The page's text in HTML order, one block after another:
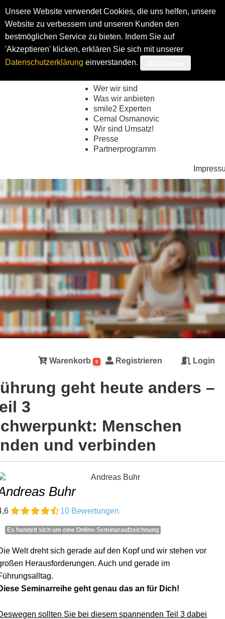
Wer wir sind
Was wir anbieten
smile2 Experten
Cemal Osmanovic
Wir sind Umsatz!
Presse
Partnerprogramm
Warenkorb 0 Registrieren Login
geht heute anders –
3
Menschen
und verbinden
Buhr
10 Bewertungen
Es handelt sich um eine Online-Seminaraufzeichnung
Welt dreht sich gerade auf den Kopf und wir stehen vor
Herausforderungen. Auch und gerade im
Seminarreihe geht genau das an für Dich!
sollten Sie bei diesem spannenden Teil 3 dabei
Unsere Website verwendet Cookies, die uns helfen, unsere
Website zu verbessern und unseren Kunden den
bestmöglichen Service zu bieten. Indem Sie auf
'Akzeptieren' klicken, erklären Sie sich mit unserer
Datenschutzerklärung einverstanden.